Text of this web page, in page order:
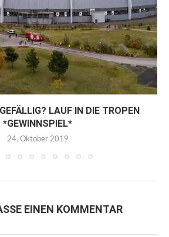
LAUF IN DIE TROPEN
*GEWINNSPIEL*
24. Oktober 2019
EINEN KOMMENTAR